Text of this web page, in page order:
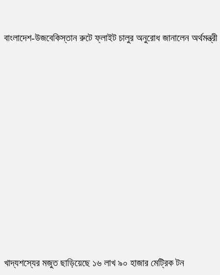
বাংলাদেশ-উজবেকিস্তান রুটে ফ্লাইট চালুর অনুরোধ জানালেন অর্থমন্ত্রী
খাদ্যশস্যের মজুত ছাড়িয়েছে ১৬ লাখ ৯০ হাজার মেট্রিক টন